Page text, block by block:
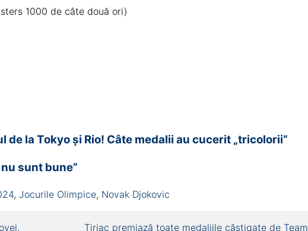
1000 de câte două ori)
la Tokyo și Rio! Câte medalii au cucerit „tricolorii”
sunt bune”
, Jocurile Olimpice, Novak Djokovic
Țiriac premiază toate medaliile câștigate de Team